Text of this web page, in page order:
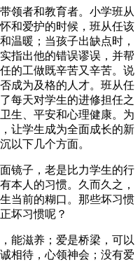
者和教育者。小学班从
和爱护的时候，班从任该
温暖；当孩子出缺点时，
指出他的错误谬误，并帮
的工做既辛苦又辛苦。说
成为及格的人才。班从任
每天对学生的进修担任之
生、平安和心理健康。为
让学生成为全面成长的新
以下几个方面。
子，老是比力学生的行
本人的习惯。久而久之，
当前的糊口。那些坏习惯
坏习惯呢？
滋养；爱是桥梁，可以
相待，心领神会；没有爱